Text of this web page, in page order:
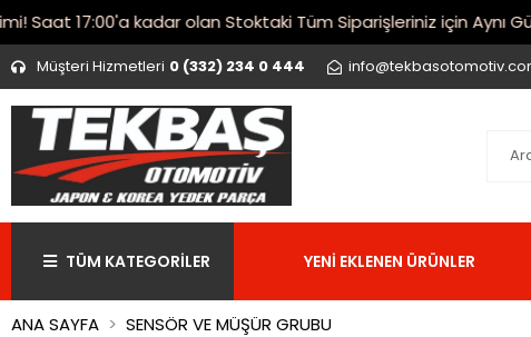
17:00'a kadar olan Stoktaki Tüm Siparişleriniz için Aynı Gün
Müşteri Hizmetleri 0 (332) 234 0 444
TÜM KATEGORİLER YENİ EKLENEN ÜRÜNLER
ANA SAYFA SENSÖR VE MÜŞÜR GRUBU